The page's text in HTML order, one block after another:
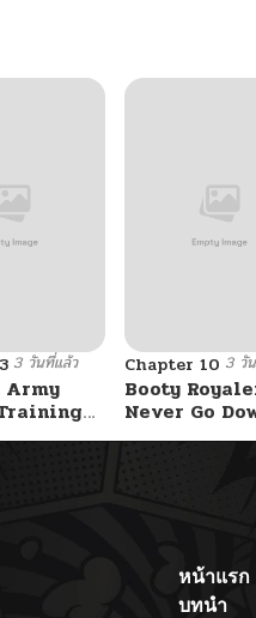
3 วันที่แล้ว
Army
Chapter 10 3 วั
Booty Royale:
Never Go
Without A
หน้าแรก
บทนำ